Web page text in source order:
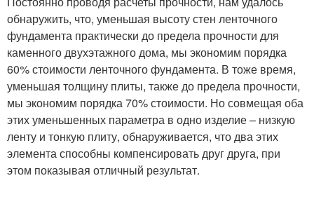
обнаружить, что, уменьшая высоту стен ленточного
фундамента практически до предела прочности для
каменного двухэтажного дома, мы экономим порядка
60% стоимости ленточного фундамента. В тоже время,
уменьшая толщину плиты, также до предела прочности,
мы экономим порядка 70% стоимости. Но совмещая оба
этих уменьшенных параметра в одно изделие – низкую
ленту и тонкую плиту, обнаруживается, что два этих
элемента способны компенсировать друг друга, при
этом показывая отличный результат.